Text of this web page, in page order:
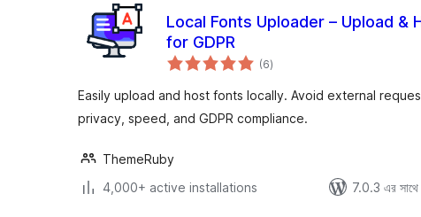
Local Fonts Uploader – Upload &
for GDPR
(6total
ratings
)
Easily upload and host fonts locally. Avoid external
privacy, speed, and GDPR compliance.
ThemeRuby
4,000+ active installations
7.0.3 এর সাথে